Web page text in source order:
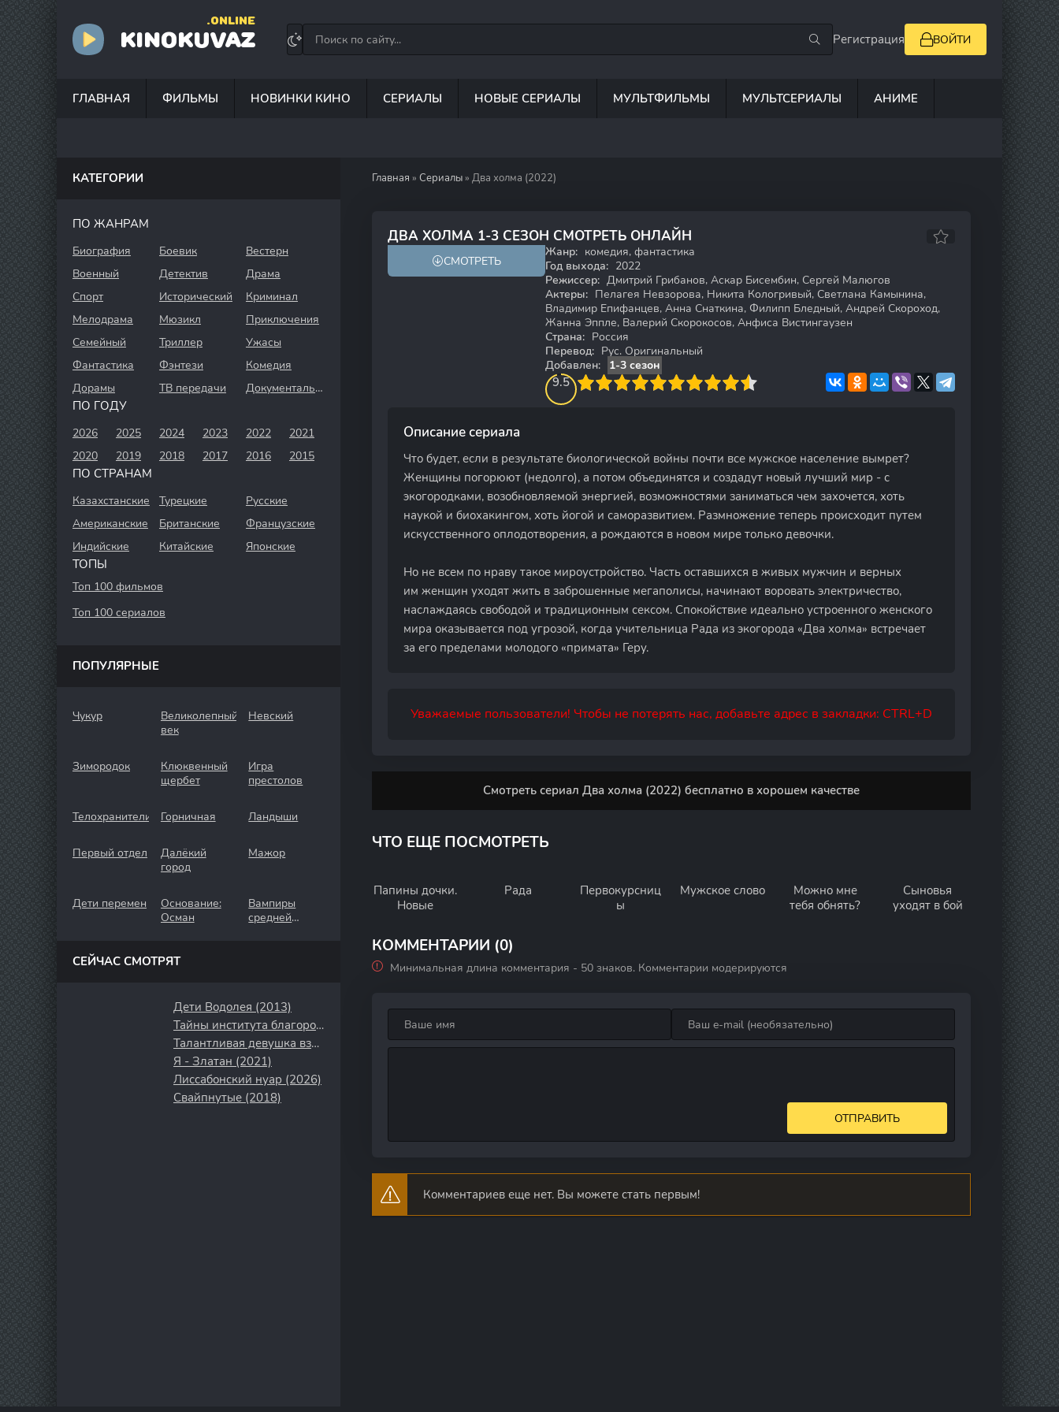
KINOKUVAZ
.ONLINE
Регистрация ВОЙТИ
ГЛАВНАЯ ФИЛЬМЫ НОВИНКИ КИНО СЕРИАЛЫ НОВЫЕ СЕРИАЛЫ МУЛЬТФИЛЬМЫ МУЛЬТСЕРИАЛЫ АНИМЕ
Главная » Сериалы » Два холма (2022)
ДВА ХОЛМА 1-3 СЕЗОН СМОТРЕТЬ ОНЛАЙН
7.6
СМОТРЕТЬ
Жанр: комедия, фантастика
Год выхода: 2022
Режиссер: Дмитрий Грибанов, Аскар Бисембин, Сергей Малюгов
Актеры: Пелагея Невзорова, Никита Кологривый, Светлана Камынина,
Владимир Епифанцев, Анна Снаткина, Филипп Бледный, Андрей Скороход,
Жанна Эппле, Валерий Скорокосов, Анфиса Вистингаузен
Страна: Россия
Перевод: Рус. Оригинальный
Добавлен:
1-3 сезон
9.5
4 5 6 7 8 9 10
Описание сериала
Что будет, если в результате биологической войны почти все мужское население вымрет?
Женщины погорюют (недолго), а потом объединятся и создадут новый лучший мир - с
экогородками, возобновляемой энергией, возможностями заниматься чем захочется, хоть
наукой и биохакингом, хоть йогой и саморазвитием. Размножение теперь происходит путем
искусственного оплодотворения, а рождаются в новом мире только девочки.
Но не всем по нраву такое мироустройство. Часть оставшихся в живых мужчин и верных
им женщин уходят жить в заброшенные мегаполисы, начинают воровать электричество,
наслаждаясь свободой и традиционным сексом. Спокойствие идеально устроенного женского
мира оказывается под угрозой, когда учительница Рада из экогорода «Два холма» встречает
за его пределами молодого «примата» Геру.
Уважаемые пользователи! Чтобы не потерять нас, добавьте адрес в закладки: CTRL+D
Смотреть сериал Два холма (2022) бесплатно в хорошем качестве
ЧТО ЕЩЕ ПОСМОТРЕТЬ
Папины дочки.
Новые
Рада
Первокурсниц
ы
Мужское слово
Можно мне
тебя обнять?
Сыновья
уходят в бой
КОММЕНТАРИИ (0)
Минимальная длина комментария - 50 знаков. Комментарии модерируются
ОТПРАВИТЬ
Комментариев еще нет. Вы можете стать первым!
КАТЕГОРИИ
ПО ЖАНРАМ
Биография Боевик
Вестерн
Военный
Детектив
Драма
Спорт
Исторический
Криминал
Мелодрама
Мюзикл
Приключения
Семейный
Триллер
Ужасы
Фантастика
Фэнтези
Комедия
Дорамы
ТВ передачи Документальный
ПО ГОДУ
2026 2025 2024 2023 2022
2021
2020
2019 2018 2017 2016 2015
ПО СТРАНАМ
Казахстанские Турецкие
Русские
Американские
Британские
Французские
Индийские
Китайские Японские
ТОПЫ
Топ 100 фильмов
Топ 100 сериалов
ПОПУЛЯРНЫЕ
Чукур
Великолепный
век
Невский
Зимородок
Клюквенный
щербет
Игра
престолов
Телохранители Горничная Ландыши
Первый отдел
Далёкий
город
Мажор
Дети перемен
Основание:
Осман
Вампиры
средней
СЕЙЧАС СМОТРЯТ
Дети Водолея (2013)
Тайны института благородных девиц (2013)
Талантливая девушка взрослеет (2024)
Я - Златан (2021)
Лиссабонский нуар (2026)
Свайпнутые (2018)